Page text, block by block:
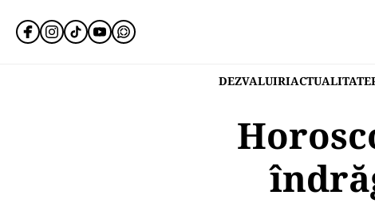
DEZVALUIRIACTUALITATE